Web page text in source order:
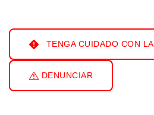
TENGA CUIDADO CON
DENUNCIAR